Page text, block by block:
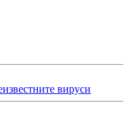
вируси